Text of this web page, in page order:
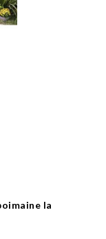
la